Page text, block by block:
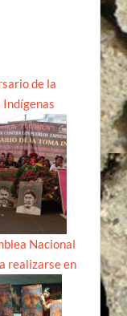
de la
Indígenas
Nacional
realizarse en